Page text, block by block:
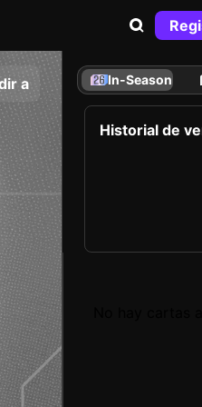
a In-Season
Historial de